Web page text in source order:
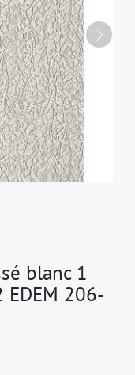
blanc 1
EDEM 206-